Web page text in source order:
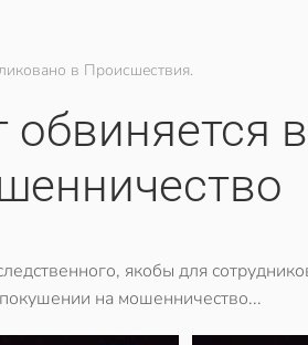
в Происшествия.
обвиняется
якобы для
на мошенничество...